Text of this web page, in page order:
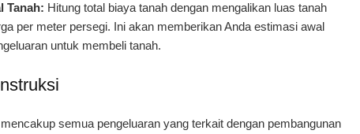
Tanah: Hitung total biaya tanah dengan mengalikan luas tanah
per meter persegi. Ini akan memberikan Anda estimasi awal
untuk membeli tanah.
semua pengeluaran yang terkait dengan pembangunan